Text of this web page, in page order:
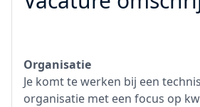
Organisatie
Je komt te werken bij een
organisatie met een focus op